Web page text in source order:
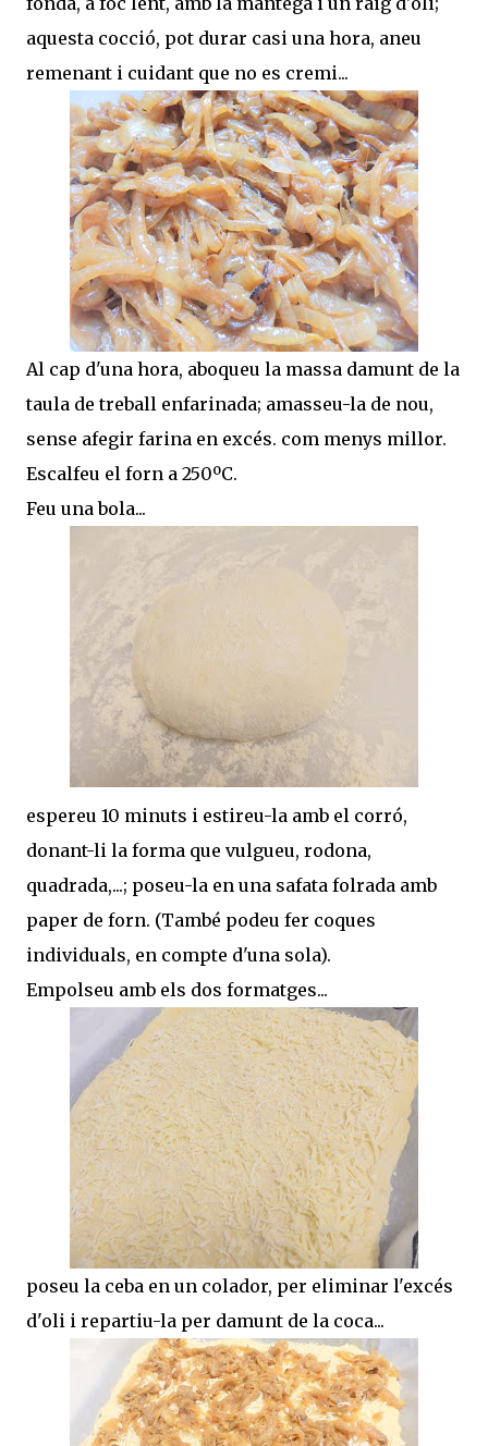
aquesta cocció, pot durar casi una hora, aneu
remenant i cuidant que no es cremi...
Al cap d'una hora, aboqueu la massa damunt de la
taula de treball enfarinada; amasseu-la de nou,
sense afegir farina en excés. com menys millor.
Escalfeu el forn a 250ºC.
Feu una bola...
espereu 10 minuts i estireu-la amb el corró,
donant-li la forma que vulgueu, rodona,
quadrada,...; poseu-la en una safata folrada amb
paper de forn. (També podeu fer coques
individuals, en compte d'una sola).
Empolseu amb els dos formatges...
poseu la ceba en un colador, per eliminar l'excés
d'oli i repartiu-la per damunt de la coca...